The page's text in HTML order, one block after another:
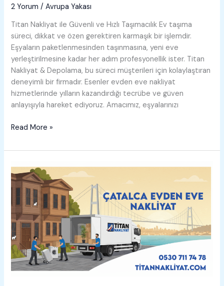
2 Yorum /Avrupa Yakası
Titan Nakliyat ile Güvenli ve Hızlı Taşımacılık Ev taşıma
süreci, dikkat ve özen gerektiren karmaşık bir işlemdir.
Eşyaların paketlenmesinden taşınmasına, yeni eve
yerleştirilmesine kadar her adım profesyonellik ister. Titan
Nakliyat & Depolama, bu süreci müşterileri için kolaylaştıran
deneyimli bir firmadır. Esenler evden eve nakliyat
hizmetlerinde yılların kazandırdığı tecrübe ve güven
anlayışıyla hareket ediyoruz. Amacımız, eşyalarınızı
Esenler
Eve
Read More »